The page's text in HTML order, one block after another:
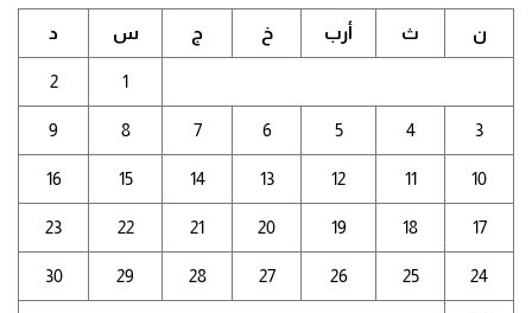
ن ث أرب خ ج س د
1
2
3
4
5
6
7
8
9
10
11
12
13
14
15
16
17
18
19
20
21
22
23
24
25
26
27
28
29
30